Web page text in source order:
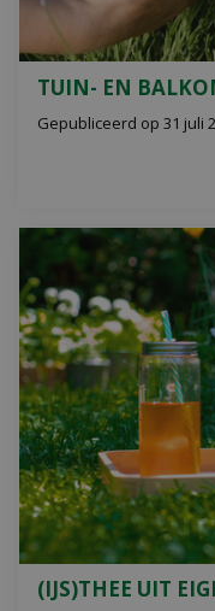
TUIN- EN
Gepubliceerd op 31 juli
(IJS)THEE UIT